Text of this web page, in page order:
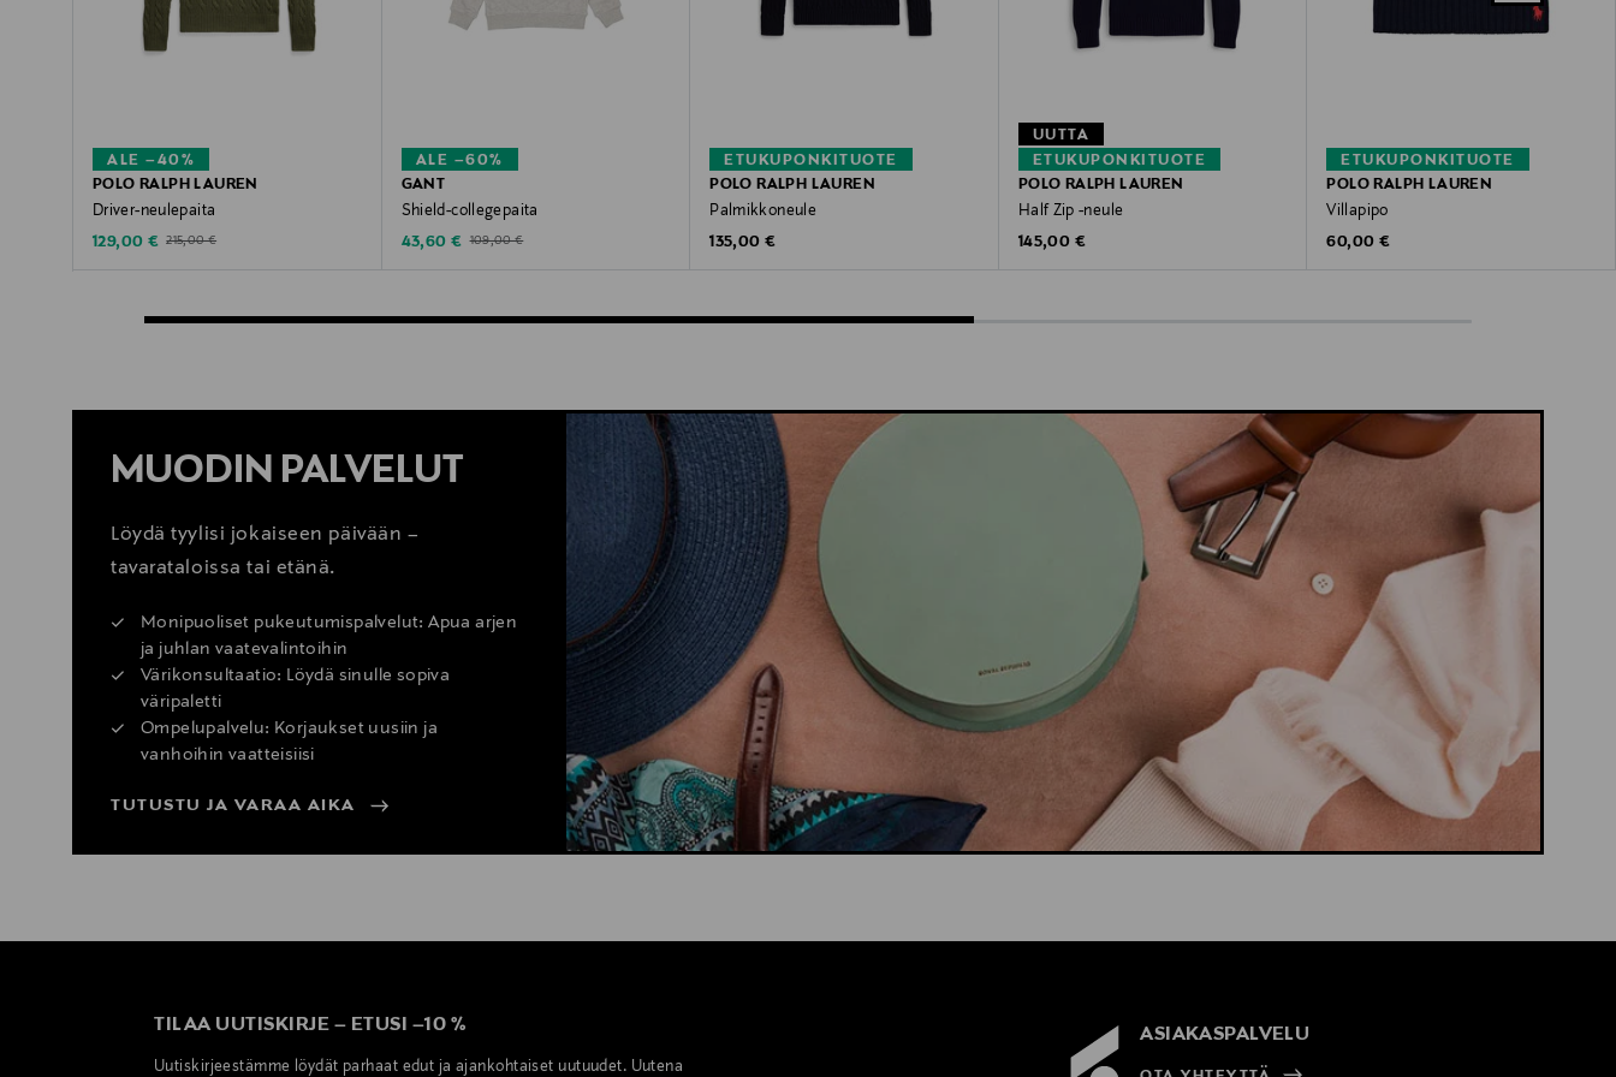
ALE –40%
POLO RALPH LAUREN
Driver-neulepaita
Discounted Price
129,00 € Original Price
215,00 €
ALE –60%
GANT
Shield-collegepaita
Discounted Price
43,60 € Original Price
109,00 €
ETUKUPONKITUOTE
POLO RALPH LAUREN
Palmikkoneule
Original Price
135,00 €
ETUKUPONKITUOTE
UUTTA
POLO RALPH LAUREN
Half Zip -neule
Original Price
145,00 €
ETUKUPONKITUOTE
POLO RALPH LAUREN
Villapipo
Original Price
60,00 €
MUODIN PALVELUT
Löydä tyylisi jokaiseen päivään –
tavarataloissa tai etänä.
Monipuoliset pukeutumispalvelut: Apua arjen
ja juhlan vaatevalintoihin
Värikonsultaatio: Löydä sinulle sopiva
väripaletti
Ompelupalvelu: Korjaukset uusiin ja
vanhoihin vaatteisiisi
TUTUSTU JA VARAA AIKA
TILAA UUTISKIRJE – ETUSI –10 %
Uutiskirjeestämme löydät parhaat edut ja ajankohtaiset uutuudet. Uutena
ASIAKASPALVELU